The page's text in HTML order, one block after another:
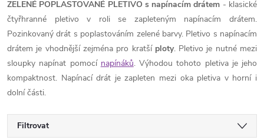
ZELENÉ POPLASTOVANÉ PLETIVO s napínacím drátem - klasické
čtyřhranné pletivo v roli se zapleteným napínacím drátem.
Pozinkovaný drát s poplastováním zelené barvy. Pletivo s napínacím
drátem je vhodnější zejména pro kratší ploty. Pletivo je nutné mezi
sloupky napínat pomocí napínáků. Výhodou tohoto pletiva je jeho
kompaktnost. Napínací drát je zapleten mezi oka pletiva v horní i
dolní části.
Filtrovat